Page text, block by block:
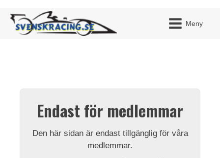
Meny
Endast för medlemmar
Den här sidan är endast tillgänglig för våra
medlemmar.